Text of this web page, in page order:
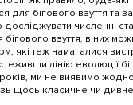
для бігового взуття та
численні
бігового взуття, в них
які теж намагалися
лінію еволюції
ми не виявимо
щось класичне чи